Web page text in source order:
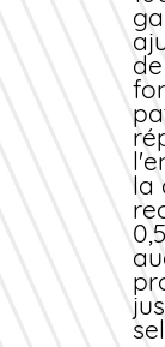
la